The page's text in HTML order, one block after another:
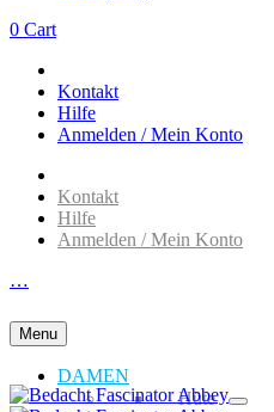
0 Cart
Kontakt
Hilfe
Anmelden / Mein Konto
Kontakt
Hilfe
Anmelden / Mein Konto
…
Menu
DAMEN
Hüte